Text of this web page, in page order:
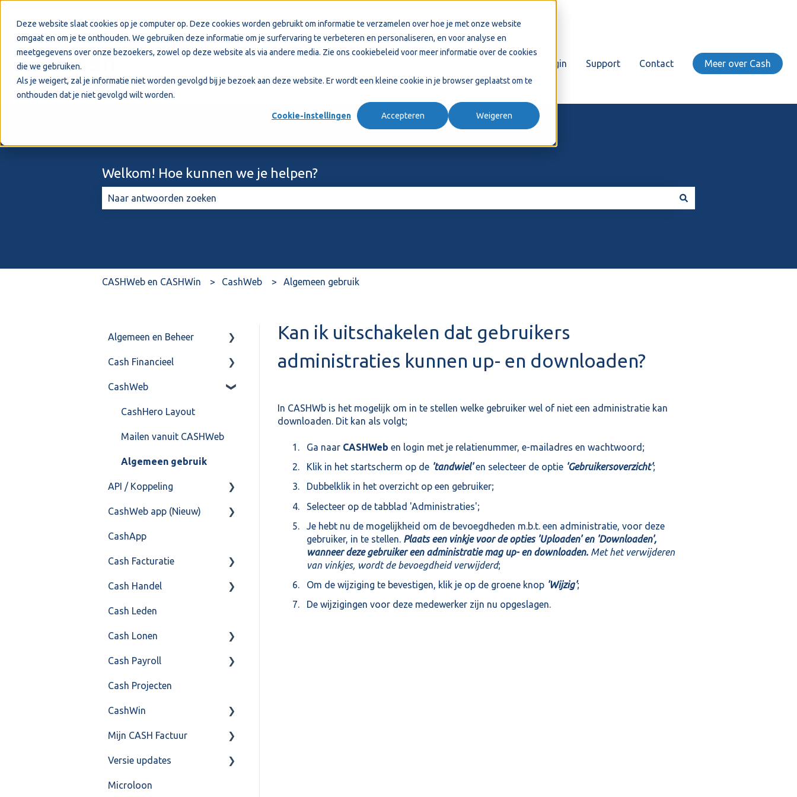
Deze website slaat cookies op je computer op. Deze cookies worden gebruikt om informatie te verzamelen over hoe je met onze website
omgaat en om je te onthouden. We gebruiken deze informatie om je surfervaring te verbeteren en personaliseren, en voor analyse en
meetgegevens over onze bezoekers, zowel op deze website als via andere media. Zie ons cookiebeleid voor meer informatie over de cookies
die we gebruiken.
Als je weigert, zal je informatie niet worden gevolgd bij je bezoek aan deze website. Er wordt een kleine cookie in je browser geplaatst om te
onthouden dat je niet gevolgd wilt worden.
Cookie-instellingen Accepteren Weigeren
Login Support Contact Meer over Cash
Welkom! Hoe kunnen we je helpen?
CASHWeb en CASHWin CashWeb Algemeen gebruik
Kan ik uitschakelen dat gebruikers
administraties kunnen up- en downloaden?
In CASHWb is het mogelijk om in te stellen welke gebruiker wel of niet een administratie kan
downloaden. Dit kan als volgt;
Ga naar CASHWeb en login met je relatienummer, e-mailadres en wachtwoord;
Klik in het startscherm op de'tandwiel'en selecteer de optie 'Gebruikersoverzicht';
Dubbelklik in het overzicht op een gebruiker;
Selecteer op de tabblad 'Administraties';
Je hebt nu de mogelijkheid om de bevoegdheden m.b.t. een administratie, voor deze
gebruiker, in te stellen. Plaats een vinkje voor de opties 'Uploaden' en 'Downloaden',
wanneer deze gebruiker een administratie mag up- en downloaden. Met het verwijderen
van vinkjes, wordt de bevoegdheid verwijderd;
Om de wijziging te bevestigen, klik je op de groene knop 'Wijzig';
De wijzigingen voor deze medewerker zijn nu opgeslagen.
Algemeen en Beheer
Bank(koppeling)
Import/Export
Postbus
Training & Consultancy
Overig
Cash Financieel
Boekhoud
Fiscaal
Overig
CashWeb
CashHero Layout
Mailen vanuit CASHWeb
Algemeen gebruik
API / Koppeling
Algemeen
Api 3.0 (SOAP API)
API 4.0 (REST API)
CashWeb app (Nieuw)
Veel gestelde vragen
CashApp
Cash Facturatie
Factureren
Instellingen
Algemeen
Formulierlayout
Cash Handel
Inkoop
Verkoop
Voorraad
Overig
VoorraadService &
Cash Leden
Cash Lonen
Algemeen
Inrichting
Jaarafsluiting
Salarisberekening
Overig
FAQ – Beëindiging CASH
Cash Payroll
Aangifte
Algemeen
Basis Training
Berekening
FAQ
Cash Projecten
CashWin
Overig
Mijn CASH Factuur
Facturatie Loonportal(
Versie updates
CashWeb updates 2025
Microloon